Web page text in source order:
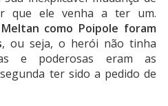
que ele venha a ter um.
como Poipole foram
, ou seja, o herói não tinha
e poderosas eram as
ter sido a pedido de